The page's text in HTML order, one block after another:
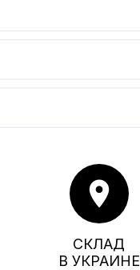
location_on
СКЛАД
В УКРАИНЕ